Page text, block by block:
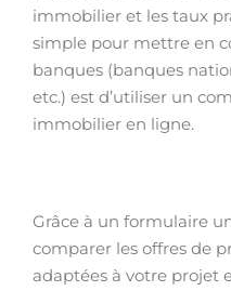
immobilier et les taux
simple pour mettre en
banques (banques
etc.) est d’utiliser un
immobilier en ligne.
Grâce à un formulaire
comparer les offres de
adaptées à votre projet